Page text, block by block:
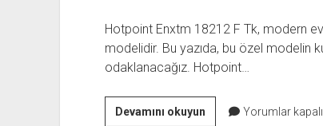
Hotpoint Enxtm 18212 F Tk, modern
modelidir. Bu yazıda, bu özel modelin
odaklanacağız. Hotpoint…
Devamını okuyunHotpointYorumlar kapalı